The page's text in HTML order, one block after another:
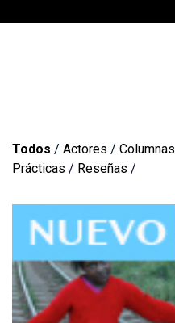
Todos / Actores / Columnas
Prácticas / Reseñas /